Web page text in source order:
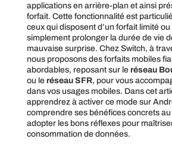
applications en arrière-plan et ainsi
forfait. Cette fonctionnalité est
ceux qui disposent d’un forfait limité
simplement prolonger la durée de vie
mauvaise surprise. Chez Switch, à
nous proposons des forfaits mobiles
abordables, reposant sur le réseau
ou le réseau SFR, pour vous
dans vos usages mobiles. Dans cet
apprendrez à activer ce mode sur
comprendre ses bénéfices concrets
adopter les bons réflexes pour
consommation de données.